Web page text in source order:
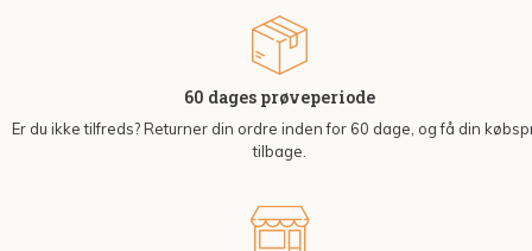
60 dages prøveperiode
Er du ikke tilfreds? Returner din ordre inden for 60 dage, og få din
tilbage.